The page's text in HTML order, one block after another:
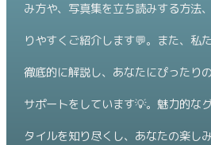
み方や、写真集を立ち読みする方法
りやすくご紹介します💬。また、私
徹底的に解説し、あなたにぴったり
サポートをしています💡。魅力的な
タイルを知り尽くし、あなたの楽し